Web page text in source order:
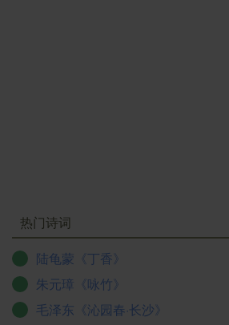
热门诗词
陆龟蒙《丁香》
朱元璋《咏竹》
毛泽东《沁园春·长沙》